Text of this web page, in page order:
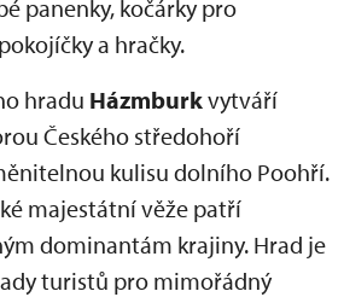
panenky, kočárky pro
a hračky.
hradu Házmburkvytváří
Českého středohoří
kulisu dolního Poohří.
majestátní věže patří
dominantám krajiny. Hrad je
turistů pro mimořádný